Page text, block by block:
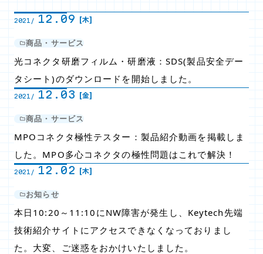
2021/ 12.09 [木]
商品・サービス
光コネクタ研磨フィルム・研磨液：SDS(製品安全デー
タシート)のダウンロードを開始しました。
2021/ 12.03 [金]
商品・サービス
MPOコネクタ極性テスター：製品紹介動画を掲載しま
した。MPO多心コネクタの極性問題はこれで解決！
2021/ 12.02 [木]
お知らせ
本日10:20～11:10にNW障害が発生し、Keytech先端
技術紹介サイトにアクセスできなくなっておりまし
た。大変、ご迷惑をおかけいたしました。